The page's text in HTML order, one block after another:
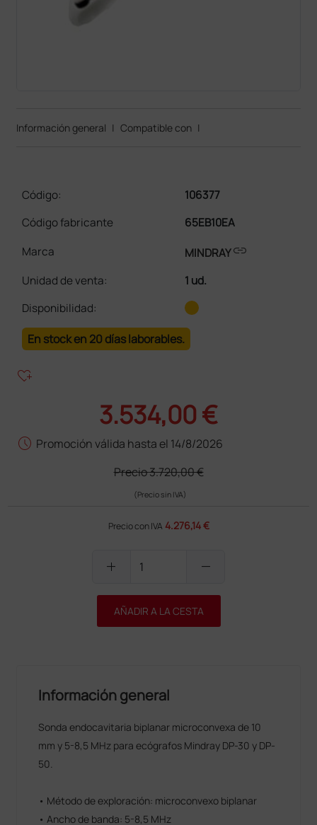
Información general | Compatible con |
Código:
106377
Código fabricante
65EB10EA
Marca
MINDRAYlink
Unidad de venta:
1 ud.
Disponibilidad:
En stock en 20 días laborables.
heart_plus
3.534,00 €
schedule Promoción válida hasta el 14/8/2026
Precio3.720,00 €
(Precio sin IVA)
Precio con IVA 4.276,14 €
add remove
AÑADIR A LA CESTA
Información general
Sonda endocavitaria biplanar microconvexa de 10
mm y 5-8,5 MHz para ecógrafos Mindray DP-30 y DP-
50.
• Método de exploración: microconvexo biplanar
• Ancho de banda: 5-8,5 MHz